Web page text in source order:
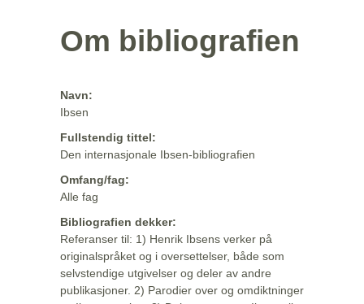
Om bibliografien
Navn:
Ibsen
Fullstendig tittel:
Den internasjonale Ibsen-bibliografien
Omfang/fag:
Alle fag
Bibliografien dekker:
Referanser til: 1) Henrik Ibsens verker på
originalspråket og i oversettelser, både som
selvstendige utgivelser og deler av andre
publikasjoner. 2) Parodier over og omdiktninger